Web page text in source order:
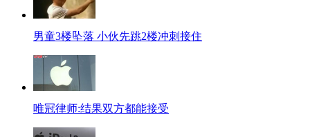
男童3楼坠落 小伙先跳2楼冲刺接住
唯冠律师:结果双方都能接受